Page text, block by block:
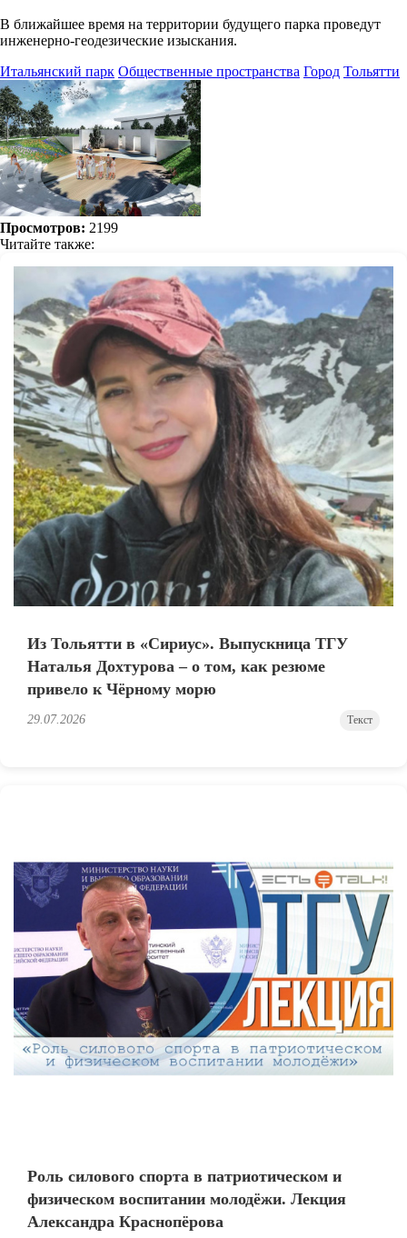
В ближайшее время на территории будущего парка проведут
инженерно-геодезические изыскания.
Итальянский парк Общественные пространства Город Тольятти
Просмотров: 2199
Читайте также:
Из Тольятти в «Сириус». Выпускница ТГУ
Наталья Дохтурова – о том, как резюме
привело к Чёрному морю
29.07.2026 Текст
Роль силового спорта в патриотическом и
физическом воспитании молодёжи. Лекция
Александра Краснопёрова